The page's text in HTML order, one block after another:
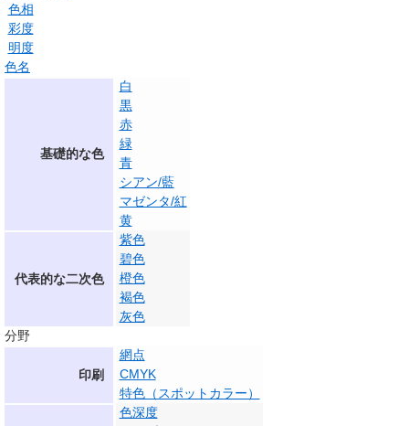
色相
彩度
明度
色名
基礎的な色
白
黒
赤
緑
青
シアン/藍
マゼンタ/紅
黄
代表的な二次色
紫色
碧色
橙色
褐色
灰色
分野
印刷
網点
CMYK
特色（スポットカラー）
色深度